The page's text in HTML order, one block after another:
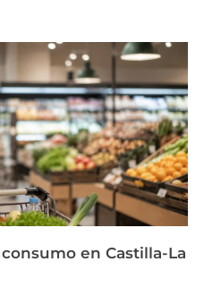
en Castilla-La